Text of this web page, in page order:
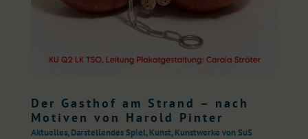
Der Gasthof am Strand – nach
Motiven von Harold Pinter
Aktuelles,Darstellendes Spiel,Kunst,Kunstwerke von SuS